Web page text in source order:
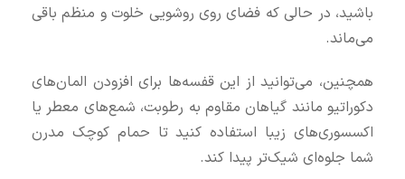
باشید، در حالی که فضای روی روشویی خلوت و منظم باقی
می‌ماند.
همچنین، می‌توانید از این قفسه‌ها برای افزودن المان‌های
دکوراتیو مانند گیاهان مقاوم به رطوبت، شمع‌های معطر یا
اکسسوری‌های زیبا استفاده کنید تا حمام کوچک مدرن
شما جلوه‌ای شیک‌تر پیدا کند.